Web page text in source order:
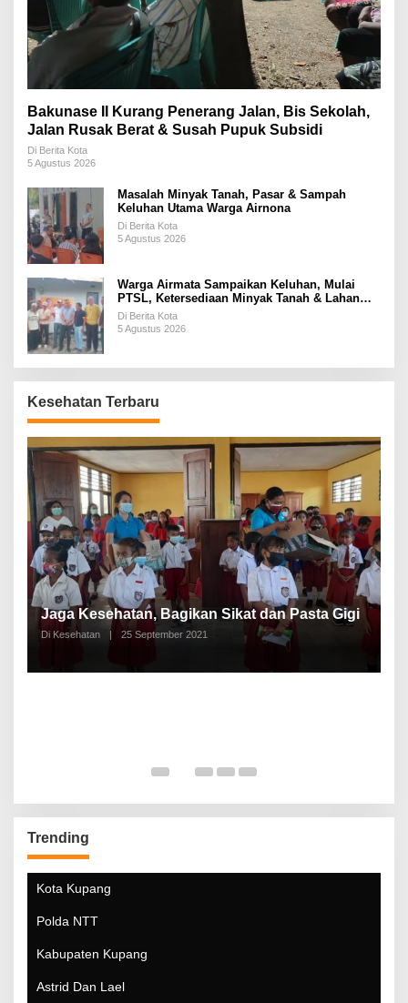
Bakunase II Kurang Penerang Jalan, Bis Sekolah,
Jalan Rusak Berat & Susah Pupuk Subsidi
Di Berita Kota
5 Agustus 2026
Masalah Minyak Tanah, Pasar & Sampah
Keluhan Utama Warga Airnona
Di Berita Kota
5 Agustus 2026
Warga Airmata Sampaikan Keluhan, Mulai
PTSL, Ketersediaan Minyak Tanah & Lahan
Pemakaman
Di Berita Kota
5 Agustus 2026
Kesehatan Terbaru
Jaga Kesehatan, Bagikan Sikat dan Pasta Gigi
Di Kesehatan | 25 September 2021
Trending
Kota Kupang
Polda NTT
Kabupaten Kupang
Astrid Dan Lael